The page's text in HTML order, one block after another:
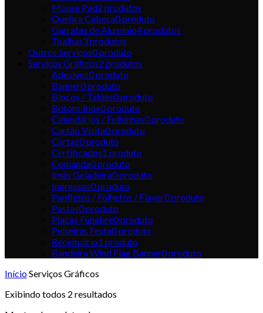
Mouse Pad2 produtos
Quebra Cabeça0produto
Garrafas de Alumínio4produtos
Toalhas3produtos
Outros Serviços0produto
Serviços Gráficos2 produtos
Adesivos0produto
Banner0produto
Blocos / Talões0produto
Botons Inox0produto
Calendários / Folhinhas0produto
Cartão Visita0produto
Cartaz0produto
Certificados1 produto
Comanda0produto
Imãs Geladeira0produto
Ingressos0produto
Panfletos / Folhetos / Flayer0produto
Pastas0produto
Placas Fúnebre0produto
Pulseiras Festa0produto
Receituário1 produto
Bandeira Wind Flag Banner0produto
InícioServiços Gráficos
Exibindo todos 2 resultados